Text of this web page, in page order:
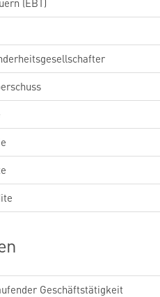
(EBT)
Geschäftstätigkeit